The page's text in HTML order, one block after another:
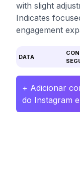
with slight
Indicates
engagement
DATA
+ Adicionar
do Instagram